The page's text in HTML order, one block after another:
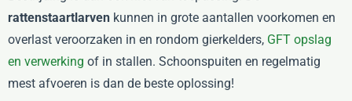
rattenstaartlarven kunnen in grote aantallen voorkomen en
overlast veroorzaken in en rondom gierkelders, GFT opslag
en verwerking of in stallen. Schoonspuiten en regelmatig
mest afvoeren is dan de beste oplossing!